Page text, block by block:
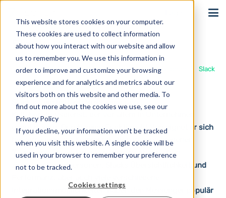
This website stores cookies on your computer.
These cookies are used to collect information
about how you interact with our website and allow
us to remember you. We use this information in
order to improve and customize your browsing
experience and for analytics and metrics about our
visitors both on this website and other media. To
find out more about the cookies we use, see our
Privacy Policy
If you decline, your information won’t be tracked
when you visit this website. A single cookie will be
used in your browser to remember your preference
not to be tracked.
Cookies settings
Slack
Start Lösungen Integrationen Slack
Slack ist ein Instant-Messaging und
Kollaborationsdienst, der vor allem in Unternehmen
genutzt wird. Durch seine Funktionalitäten eignet er sich
hervorragend zur Kommunikation in verschiedenen
Teams und Projekten, aber auch zu Absprachen
zwischen Einzelpersonen. Slacks Übersichtlichkeit und
Integrationsmöglichkeiten haben den Messenger populär